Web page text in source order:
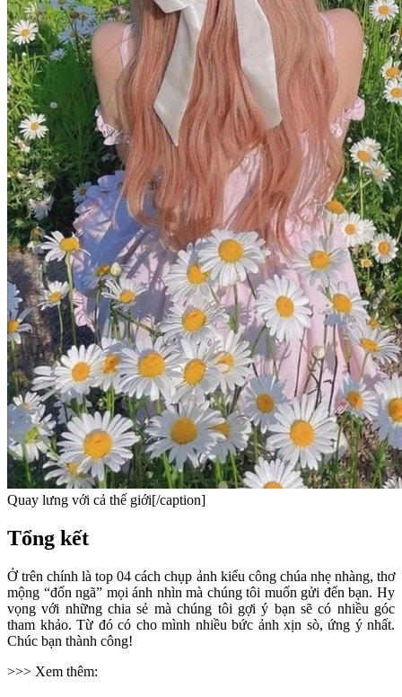
Quay lưng với cả thế giới[/caption]
Tổng kết
Ở trên chính là top 04 cách chụp ảnh kiểu công chúa nhẹ nhàng, thơ
mộng “đốn ngã” mọi ánh nhìn mà chúng tôi muốn gửi đến bạn. Hy
vọng với những chia sẻ mà chúng tôi gợi ý bạn sẽ có nhiều góc
tham khảo. Từ đó có cho mình nhiều bức ảnh xịn sò, ứng ý nhất.
Chúc bạn thành công!
>>> Xem thêm: